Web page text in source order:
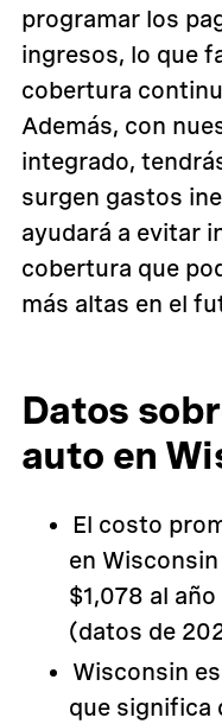
programar los
ingresos, lo que
cobertura
Además, con
integrado,
surgen gastos
ayudará a evitar
cobertura que
más altas en el
Datos
auto en
El costo
en
$1,078 al
(datos de
Wisconsin
que significa